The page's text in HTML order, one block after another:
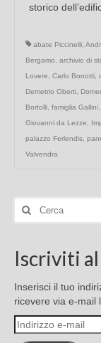
storico
abate Piccinelli
Bergamo
archivio di
Lovere
Carlo Bonotti
Demetrio Oberti
Bortolli famiglia Gallini
Giovanni da Lezze
palazzo Ferlendis
Valvendra
Cerca:
Iscriviti
Inserisci il tuo
ricevere via e-mail
Indirizzo
e-